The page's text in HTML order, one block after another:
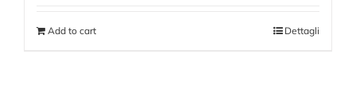
Add to cart Dettagli